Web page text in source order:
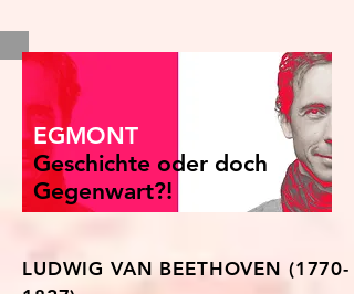
EGMONT
Geschichte oder doch
Gegenwart?!
LUDWIG VAN BEETHOVEN (1770-